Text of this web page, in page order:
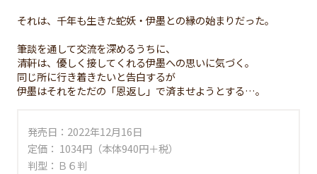
それは、千年も生きた蛇妖・伊墨との縁の始まりだった。
筆談を通して交流を深めるうちに、
清軒は、優しく接してくれる伊墨への思いに気づく。
同じ所に行き着きたいと告白するが
伊墨はそれをただの「恩返し」で済ませようとする…。
発売日：2022年12月16日
定価： 1034円（本体940円＋税）
判型：Ｂ６判